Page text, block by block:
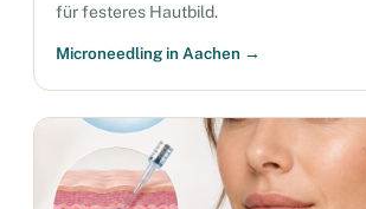
für festeres Hautbild.
Microneedling in Aachen →